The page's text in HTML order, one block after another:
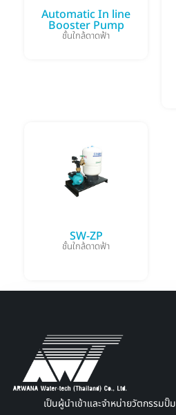
Automatic In line
Booster Pump
ชั้นใกล้ดาดฟ้า
SW-ZP
ชั้นใกล้ดาดฟ้า
เป็นผู้นำเข้าและจำหน่ายวัตกรรมปั๊